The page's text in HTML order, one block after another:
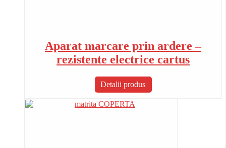
Aparat marcare prin ardere –
rezistente electrice cartus
Detalii produs